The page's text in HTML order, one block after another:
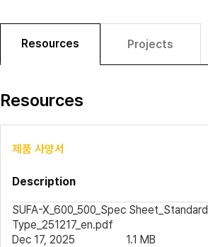
Resources Projects
Resources
제품 사양서
Description
SUFA-X_600_500_Spec Sheet_Standard
Type_251217_en.pdf
Dec 17, 2025
1.1 MB